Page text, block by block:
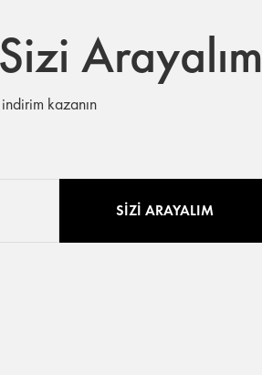
Arayalım
kazanın
SİZİ ARAYALIM